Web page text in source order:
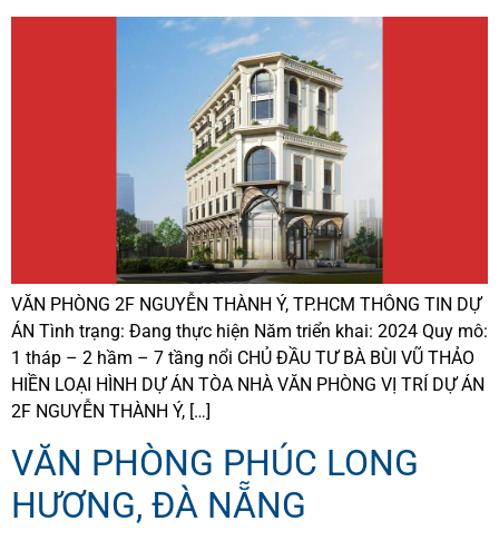
VĂN PHÒNG 2F NGUYỄN THÀNH Ý, TP.HCM THÔNG TIN DỰ
ÁN Tình trạng: Đang thực hiện Năm triển khai: 2024 Quy mô:
1 tháp – 2 hầm – 7 tầng nổi CHỦ ĐẦU TƯ BÀ BÙI VŨ THẢO
HIỀN LOẠI HÌNH DỰ ÁN TÒA NHÀ VĂN PHÒNG VỊ TRÍ DỰ ÁN
2F NGUYỄN THÀNH Ý, […]
VĂN PHÒNG PHÚC LONG
HƯƠNG, ĐÀ NẴNG